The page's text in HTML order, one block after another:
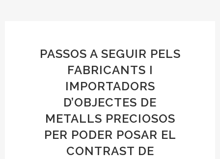
PASSOS A SEGUIR PELS
FABRICANTS I
IMPORTADORS
D’OBJECTES DE
METALLS PRECIOSOS
PER PODER POSAR EL
CONTRAST DE